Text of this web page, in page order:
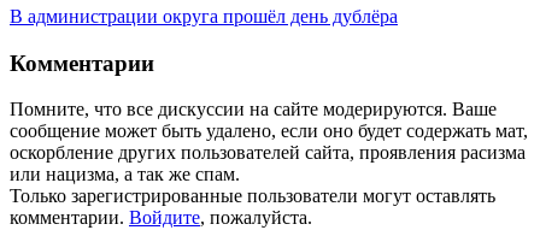
В администрации округа прошёл день дублёра
Комментарии
Помните, что все дискуссии на сайте модерируются. Ваше
сообщение может быть удалено, если оно будет содержать мат,
оскорбление других пользователей сайта, проявления расизма
или нацизма, а так же спам.
Только зарегистрированные пользователи могут оставлять
комментарии. Войдите, пожалуйста.